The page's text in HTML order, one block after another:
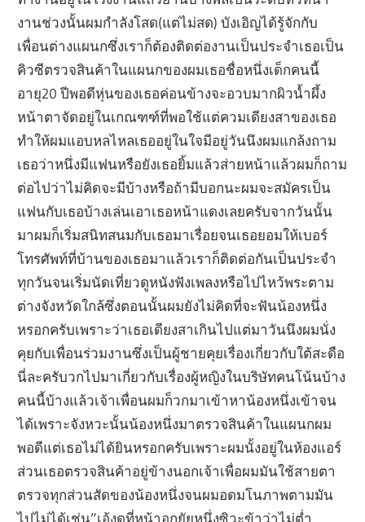
งานช่วงนั้นผมกำลังโสด(แต่ไม่สด) บังเอิญได้รู้จักกับ
เพื่อนต่างแผนกซึ่งเราก็ต้องติดต่องานเป็นประจำเธอเป็น
คิวซีตรวจสินค้าในแผนกของผมเธอชื่อหนึ่งเด็กคนนี้
อายุ20 ปีพอดีหุ่นของเธอค่อนข้างจะอวบมากผิวน้ำผึ้ง
หน้าตาจัดอยู่ในเกณฑฑ์ที่พอใช้แต่ควมเดียงสาของเธอ
ทำให้ผมแอบหลไหลเธออยู่ในใจมีอยู่วันนึงผมแกล้งถาม
เธอว่าหนึ่งมีแฟนหรือยังเธอยิ้มแล้วส่ายหน้าแล้วผมก็ถาม
ต่อไปว่าไม่คิดจะมีบ้างหรือถ้ามีบอกนะผมจะสมัครเป็น
แฟนกับเธอบ้างเล่นเอาเธอหน้าแดงเลยครับจากวันนั้น
มาผมก็เริ่มสนิทสนมกับเธอมาเรื่อยจนเธอยอมให้เบอร์
โทรศัพท์ที่บ้านของเธอมาแล้วเราก็ติดต่อกันเป็นประจำ
ทุกวันจนเริ่มนัดเที่ยวดูหนังฟังเพลงหรือไปไหว้พระตาม
ต่างจังหวัดใกล้ซึ่งตอนนั้นผมยังไม่คิดที่จะฟันน้องหนึ่ง
หรอกครับเพราะว่าเธอเดียงสาเกินไปแต่มาวันนึงผมนั่ง
คุยกับเพื่อนร่วมงานซึ่งเป็นผู้ชายคุยเรื่องเกี่ยวกับใต้สะดือ
นี่ละครับวกไปมาเกี่ยวกับเรื่องผู้หญิงในบริษัทคนโน้นบ้าง
คนนี้บ้างแล้วเจ้าเพื่อนผมก็วกมาเข้าหาน้องหนึ่งเข้าจน
ได้เพราะจังหวะนั้นน้องหนึ่งมาตรวจสินค้าในแผนกผม
พอดีแต่เธอไม่ได้ยินหรอกครับเพราะผมนั้งอยู่ในห้องแอร์
ส่วนเธอตรวจสินค้าอยู่ข้างนอกเจ้าเพื่อผมมันใช้สายตา
ตรวจทุกส่วนสัดของน้องหนึ่งจนผมอดมโนภาพตามมัน
ไปไม่ได้เช่น”เอ้งดูที่หน้าอกยัยหนึ่งซิวะข้าว่าไม่ต่ำ